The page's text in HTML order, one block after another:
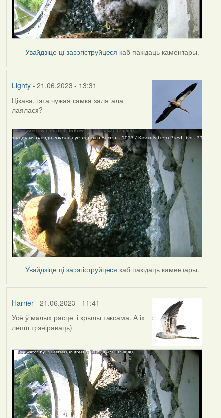
Увайдзіце цізарэгіструйцеся каб пакідаць каментары.
Lighty- 21.06.2023 - 13:31
Цікава, гэта чужая самка залятала
лаялася?
Увайдзіце цізарэгіструйцеся каб пакідаць каментары.
Harrier- 21.06.2023 - 11:41
Усё ў малых расце, і крылы таксама. А іх
лепш трэніраваць)